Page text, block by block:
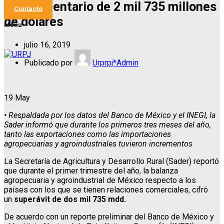
Contacto
Menu
agroalimentario de 2 mil 735 millones
de dólares
julio 16, 2019
Publicado por
Urprpj*Admin
19 May
• Respaldada por los datos del Banco de México y el INEGI, la
Sader informó que durante los primeros tres meses del año,
tanto las exportaciones como las importaciones
agropecuarias y agroindustriales tuvieron incrementos
La Secretaría de Agricultura y Desarrollo Rural (Sader) reportó
que durante el primer trimestre del año, la balanza
agropecuaria y agroindustrial de México respecto a los
países con los que se tienen relaciones comerciales, cifró
un superávit de dos mil 735 mdd.
De acuerdo con un reporte preliminar del Banco de México y